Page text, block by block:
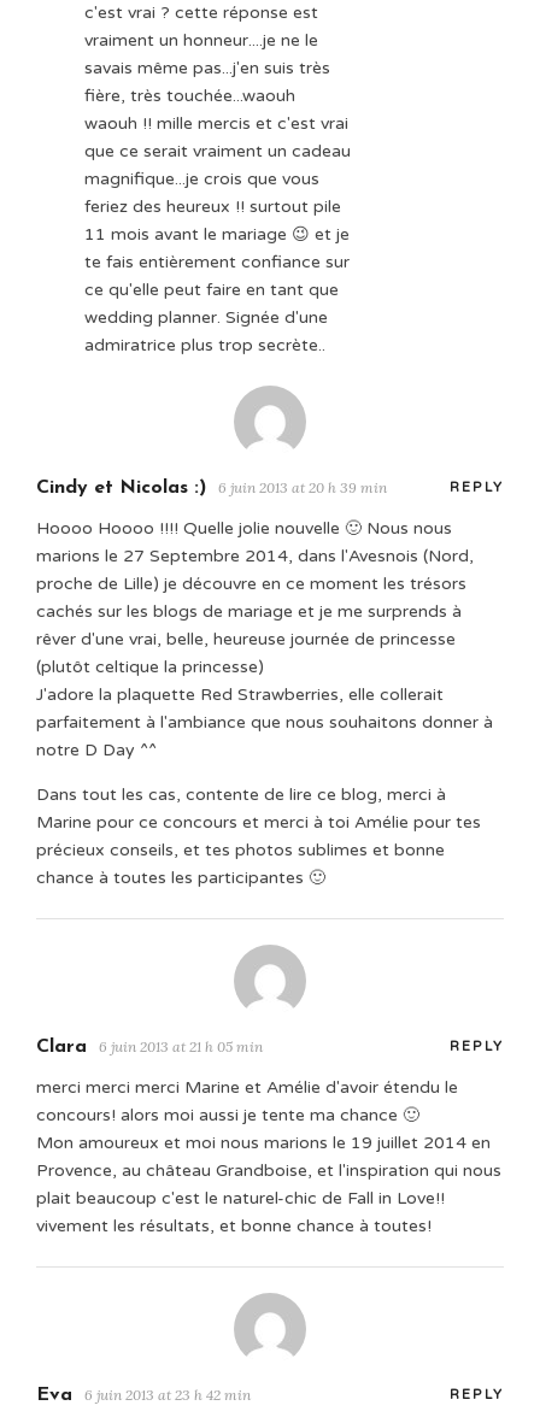
c'est vrai ? cette réponse est
vraiment un honneur....je ne le
savais même pas...j'en suis très
fière, très touchée...waouh
waouh !! mille mercis et c'est vrai
que ce serait vraiment un cadeau
magnifique...je crois que vous
feriez des heureux !! surtout pile
11 mois avant le mariage 😉 et je
te fais entièrement confiance sur
ce qu'elle peut faire en tant que
wedding planner. Signée d'une
admiratrice plus trop secrète..
Cindy et Nicolas :) 6 juin 2013 at 20 h 39 min REPLY
Hoooo Hoooo !!!! Quelle jolie nouvelle 🙂 Nous nous
marions le 27 Septembre 2014, dans l'Avesnois (Nord,
proche de Lille) je découvre en ce moment les trésors
cachés sur les blogs de mariage et je me surprends à
rêver d'une vrai, belle, heureuse journée de princesse
(plutôt celtique la princesse)
J'adore la plaquette Red Strawberries, elle collerait
parfaitement à l'ambiance que nous souhaitons donner à
notre D Day ^^
Dans tout les cas, contente de lire ce blog, merci à
Marine pour ce concours et merci à toi Amélie pour tes
précieux conseils, et tes photos sublimes et bonne
chance à toutes les participantes 🙂
Clara 6 juin 2013 at 21 h 05 min REPLY
merci merci merci Marine et Amélie d'avoir étendu le
concours! alors moi aussi je tente ma chance 🙂
Mon amoureux et moi nous marions le 19 juillet 2014 en
Provence, au château Grandboise, et l'inspiration qui nous
plait beaucoup c'est le naturel-chic de Fall in Love!!
vivement les résultats, et bonne chance à toutes!
Eva 6 juin 2013 at 23 h 42 min REPLY